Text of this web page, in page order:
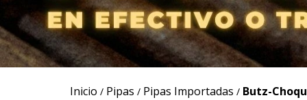
Inicio / Pipas / Pipas Importadas / Butz-